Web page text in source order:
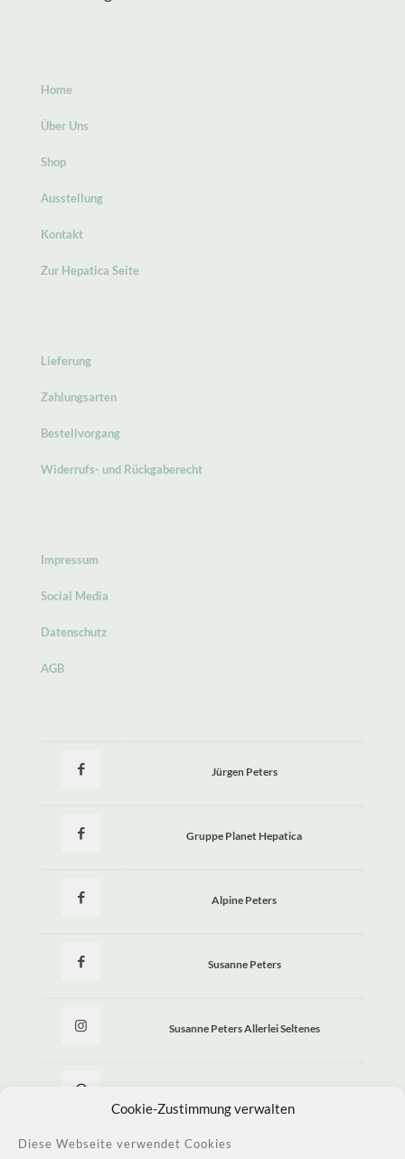
Cookie-Zustimmung verwalten
Diese Webseite verwendet Cookies
Home
Über Uns
Shop
Ausstellung
Kontakt
Zur Hepatica Seite
Lieferung
Zahlungsarten
Bestellvorgang
Widerrufs- und Rückgaberecht
Impressum
Social Media
Datenschutz
AGB
Jürgen Peters
Gruppe Planet Hepatica
Alpine Peters
Susanne Peters
Susanne Peters Allerlei Seltenes